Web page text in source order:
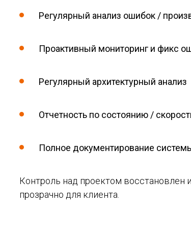
Регулярный анализ ошибок /
Проактивный мониторинг и фикс
Регулярный архитектурный анализ
Отчетность по состоянию /
Полное документирование
Контроль над проектом восстановлен
прозрачно для клиента.